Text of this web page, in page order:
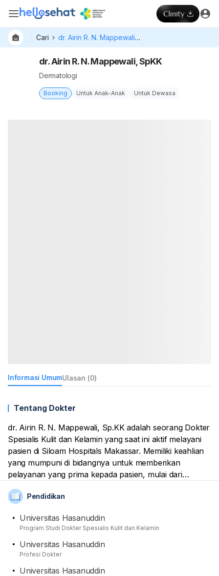
Cari dr. Airin R. N. Mappewali, SpKK
dr. Airin R. N. Mappewali, SpKK
Dermatologi
Booking Untuk Anak-Anak Untuk Dewasa
Informasi UmumUlasan (0)
Tentang Dokter
dr. Airin R. N. Mappewali, Sp.KK adalah seorang Dokter
Spesialis Kulit dan Kelamin yang saat ini aktif melayani
pasien di Siloam Hospitals Makassar. Memiliki keahlian
yang mumpuni di bidangnya untuk memberikan
pelayanan yang prima kepada pasien, mulai dari
melakukan pemeriksaan sederhana hingga tindakan
medis yang diperlukan. Dari sisi pendidikan, beliau telah
Hasanuddin. Terakhir, sebagai dokter aktif yang
berkarier profesional, namanya sudah tercatat sebagai
anggota aktif di Ikatan Dokter Indonesia (IDI) dan
Perhimpunan Dokter Spesialis Kulit dan Kelamin
Indonesia (PERDOSKI).
Pendidikan
Universitas Hasanuddin
Program Studi Dokter Spesialis Kulit dan Kelamin
Universitas Hasanuddin
Profesi Dokter
Universitas Hasanuddin